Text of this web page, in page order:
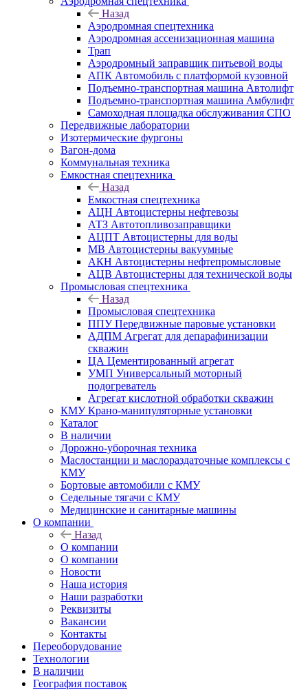
Назад
Аэродромная спецтехника
Аэродромная ассенизационная машина
Трап
Аэродромный заправщик питьевой воды
АПК Автомобиль с платформой кузовной
Подъемно-транспортная машина Автолифт
Подъемно-транспортная машина Амбулифт
Самоходная площадка обслуживания СПО
Передвижные лаборатории
Изотермические фургоны
Вагон-дома
Коммунальная техника
Емкостная спецтехника
Назад
Емкостная спецтехника
АЦН Автоцистерны нефтевозы
АТЗ Автотопливозаправщики
АЦПТ Автоцистерны для воды
МВ Автоцистерны вакуумные
АКН Автоцистерны нефтепромысловые
АЦВ Автоцистерны для технической воды
Промысловая спецтехника
Назад
Промысловая спецтехника
ППУ Передвижные паровые установки
АДПМ Агрегат для депарафинизации
скважин
ЦА Цементированный агрегат
УМП Универсальный моторный
подогреватель
Агрегат кислотной обработки скважин
КМУ Крано-манипуляторные установки
Каталог
В наличии
Дорожно-уборочная техника
Маслостанции и маслораздаточные комплексы с
КМУ
Бортовые автомобили с КМУ
Седельные тягачи с КМУ
Медицинские и санитарные машины
О компании
Назад
О компании
О компании
Новости
Наша история
Наши разработки
Реквизиты
Вакансии
Контакты
Переоборудование
Технологии
В наличии
География поставок